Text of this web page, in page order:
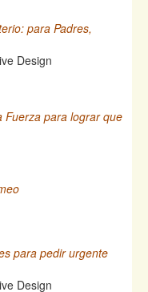
para Padres,
Fuerza para lograr que
para pedir urgente